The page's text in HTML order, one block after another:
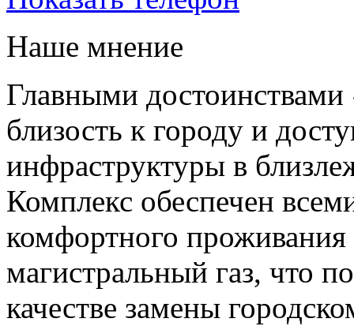
Наше мнение
Главными
близость к городу и
инфраструктуры в
Комплекс обеспечен
комфортного
магистральный газ, что
качестве замены